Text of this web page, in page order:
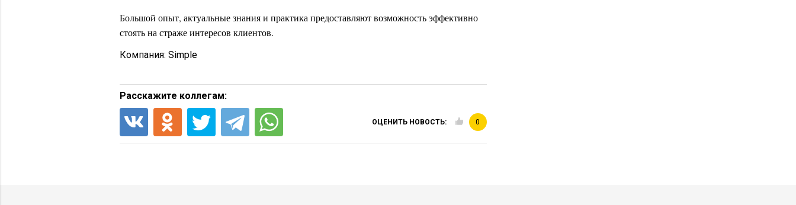
Большой опыт, актуальные знания и практика предоставляют возможность эффективно
стоять на страже интересов клиентов.
Компания: Simple
Расскажите коллегам:
ОЦЕНИТЬ НОВОСТЬ: 0